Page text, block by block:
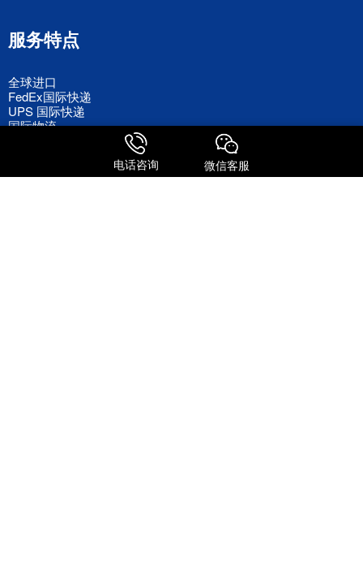
服务特点
全球进口
FedEx国际快递
UPS 国际快递
国际物流
关注我们 电话咨询 微信客服